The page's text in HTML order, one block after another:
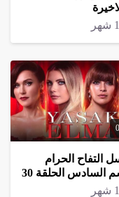
التفاح الحرام
السادس الحلقة 30